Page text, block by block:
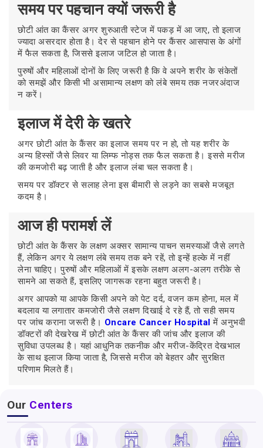
समय पर पहचान क्यों जरूरी है
छोटी आंत का कैंसर अगर शुरुआती स्टेज में पकड़ में आ जाए, तो इलाज
ज्यादा असरदार होता है। देर से पहचान होने पर कैंसर आसपास के अंगों
में फैल सकता है, जिससे इलाज जटिल हो जाता है।
पुरुषों और महिलाओं दोनों के लिए जरूरी है कि वे अपने शरीर के संकेतों
को समझें और किसी भी असामान्य लक्षण को लंबे समय तक नजरअंदाज
न करें।
इलाज में देरी के खतरे
अगर छोटी आंत के कैंसर का इलाज समय पर न हो, तो यह शरीर के
अन्य हिस्सों जैसे लिवर या लिम्फ नोड्स तक फैल सकता है। इससे मरीज
की कमजोरी बढ़ जाती है और इलाज लंबा चल सकता है।
समय पर डॉक्टर से सलाह लेना इस बीमारी से लड़ने का सबसे मजबूत
कदम है।
आज ही परामर्श लें
छोटी आंत के कैंसर के लक्षण अक्सर सामान्य पाचन समस्याओं जैसे लगते
हैं, लेकिन अगर ये लक्षण लंबे समय तक बने रहें, तो इन्हें हल्के में नहीं
लेना चाहिए। पुरुषों और महिलाओं में इसके लक्षण अलग-अलग तरीके से
सामने आ सकते हैं, इसलिए जागरूक रहना बहुत जरूरी है।
अगर आपको या आपके किसी अपने को पेट दर्द, वजन कम होना, मल में
बदलाव या लगातार कमजोरी जैसे लक्षण दिखाई दे रहे हैं, तो सही समय
पर जांच कराना जरूरी है। Oncare Cancer Hospital में अनुभवी
डॉक्टरों की देखरेख में छोटी आंत के कैंसर की जांच और इलाज की
सुविधा उपलब्ध है। यहां आधुनिक तकनीक और मरीज-केंद्रित देखभाल
के साथ इलाज किया जाता है, जिससे मरीज को बेहतर और सुरक्षित
परिणाम मिलते हैं।
Our Centers